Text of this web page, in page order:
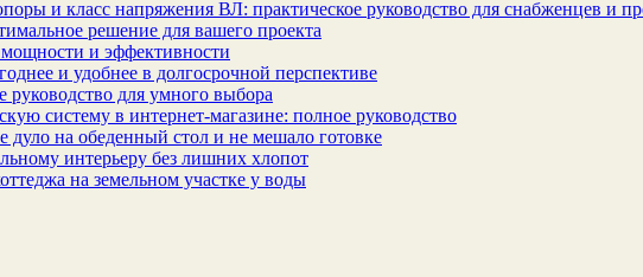
и класс напряжения ВЛ: практическое руководство для снабженцев и
решение для вашего проекта
и эффективности
и удобнее в долгосрочной перспективе
для умного выбора
систему в интернет‑магазине: полное руководство
дуло на обеденный стол и не мешало готовке
интерьеру без лишних хлопот
на земельном участке у воды